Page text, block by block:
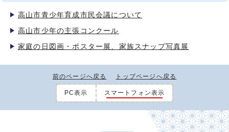
高山市青少年育成市民会議について
高山市少年の主張コンクール
家庭の日図画・ポスター展、家族スナップ写真展
前のページへ戻る トップページへ戻る
PC表示 スマートフォン表示